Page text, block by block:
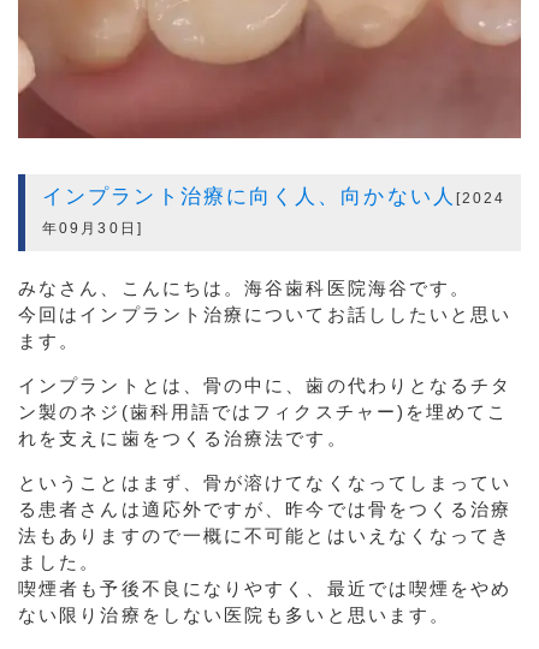
インプラント治療に向く人、向かない人 [2024
年09月30日]
みなさん、こんにちは。海谷歯科医院海谷です。
今回はインプラント治療についてお話ししたいと思い
ます。
インプラントとは、骨の中に、歯の代わりとなるチタ
ン製のネジ(歯科用語ではフィクスチャー)を埋めてこ
れを支えに歯をつくる治療法です。
ということはまず、骨が溶けてなくなってしまってい
る患者さんは適応外ですが、昨今では骨をつくる治療
法もありますので一概に不可能とはいえなくなってき
ました。
喫煙者も予後不良になりやすく、最近では喫煙をやめ
ない限り治療をしない医院も多いと思います。